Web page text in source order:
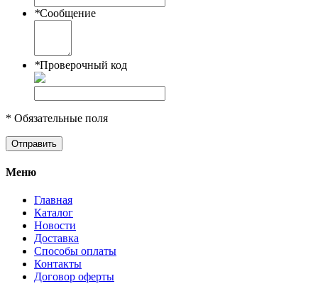
*Сообщение
*Проверочный код
* Обязательные поля
Отправить
Меню
Главная
Каталог
Новости
Доставка
Способы оплаты
Контакты
Договор оферты